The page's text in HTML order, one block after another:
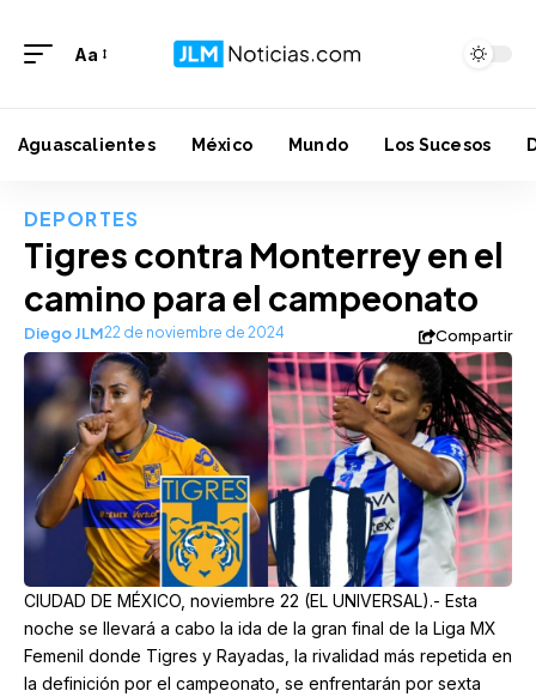
Aa
Aguascalientes México Mundo Los Sucesos
DEPORTES
Tigres contra Monterrey en el
camino para el campeonato
Diego JLM22 de noviembre de 2024 Compartir
CIUDAD DE MÉXICO, noviembre 22 (EL UNIVERSAL).- Esta
noche se llevará a cabo la ida de la gran final de la Liga MX
Femenil donde Tigres y Rayadas, la rivalidad más repetida en
la definición por el campeonato, se enfrentarán por sexta